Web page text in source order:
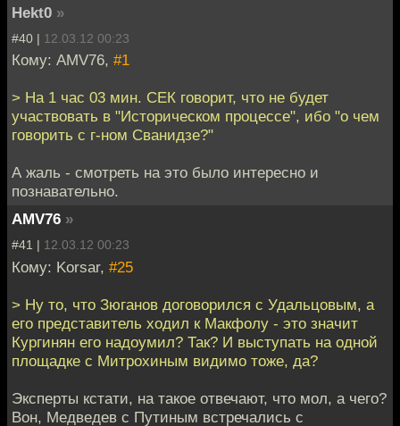
Hekt0 »
#40 | 12.03.12 00:23
Кому: AMV76, #1
> На 1 час 03 мин. СЕК говорит, что не будет
участвовать в "Историческом процессе", ибо "о чем
говорить с г-ном Сванидзе?"
А жаль - смотреть на это было интересно и
познавательно.
AMV76 »
#41 | 12.03.12 00:23
Кому: Korsar, #25
> Ну то, что Зюганов договорился с Удальцовым, а
его представитель ходил к Макфолу - это значит
Кургинян его надоумил? Так? И выступать на одной
площадке с Митрохиным видимо тоже, да?
Эксперты кстати, на такое отвечают, что мол, а чего?
Вон, Медведев с Путиным встречались с